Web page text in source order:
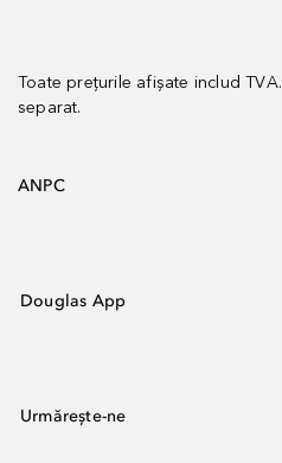
Toate prețurile afișate includ TVA.
separat.
ANPC
Douglas App
Urmărește-ne